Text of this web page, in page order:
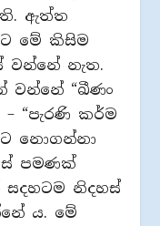
ඇත්ත
මේ කිසිම
වන්නේ නැත.
වන්නේ “ඛීණං
“පැරණි කර්ම
නොගන්නා
පමණක්
සදහටම නිදහස්
ය. මේ